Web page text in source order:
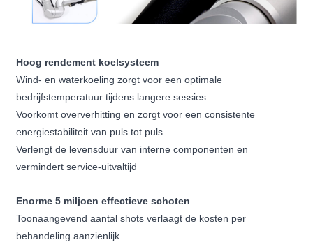
Hoog rendement koelsysteem
Wind- en waterkoeling zorgt voor een optimale
bedrijfstemperatuur tijdens langere sessies
Voorkomt oververhitting en zorgt voor een consistente
energiestabiliteit van puls tot puls
Verlengt de levensduur van interne componenten en
vermindert service-uitvaltijd
Enorme 5 miljoen effectieve schoten
Toonaangevend aantal shots verlaagt de kosten per
behandeling aanzienlijk